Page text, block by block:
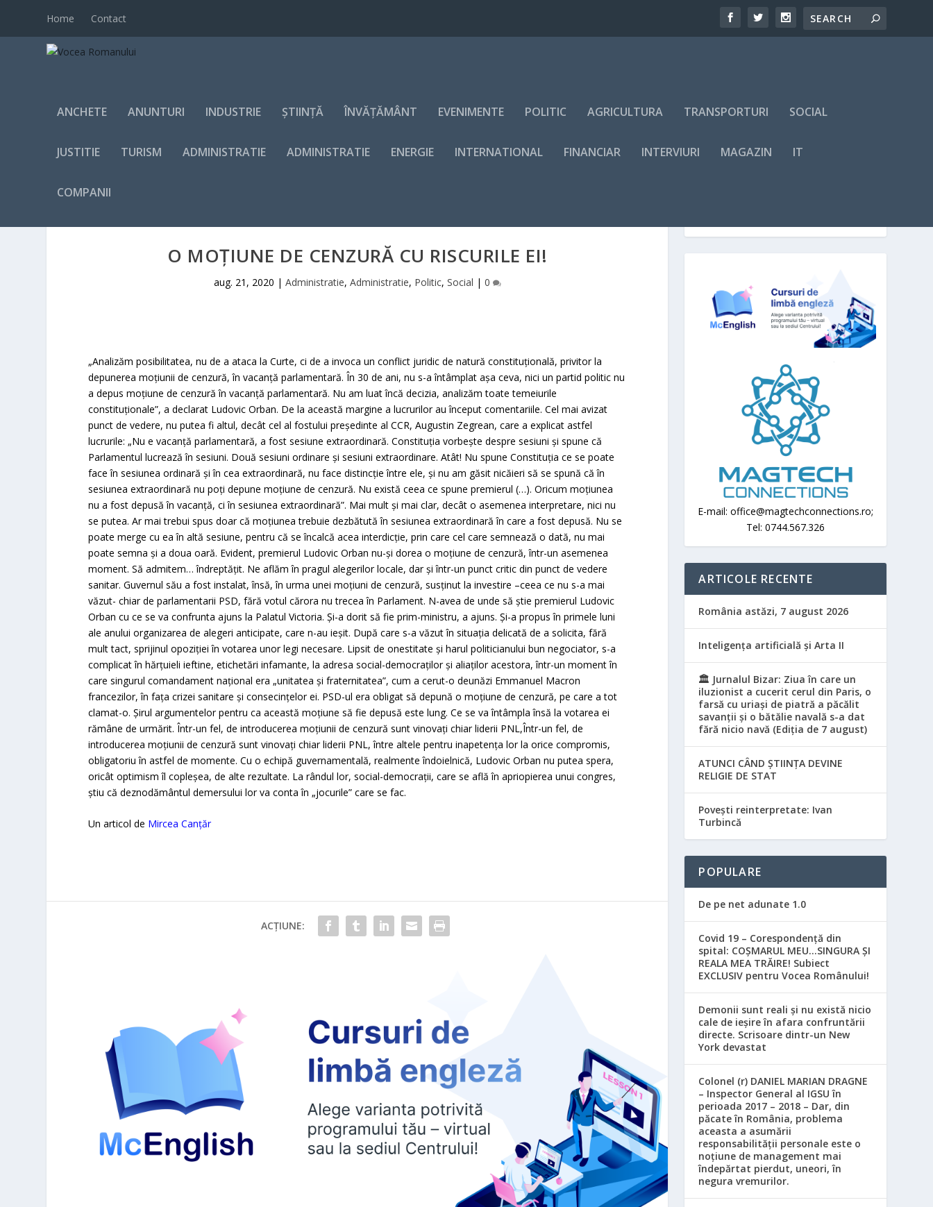
Home Contact
ANCHETE ANUNTURI INDUSTRIE ȘTIINȚĂ ÎNVĂȚĂMÂNT EVENIMENTE POLITIC AGRICULTURA TRANSPORTURI SOCIAL
JUSTITIE TURISM ADMINISTRATIE ADMINISTRATIE ENERGIE INTERNATIONAL FINANCIAR INTERVIURI MAGAZIN IT
COMPANII
O MOŢIUNE DE CENZURĂ CU RISCURILE EI!
aug. 21, 2020 | Administratie, Administratie, Politic, Social | 0
„Analizăm posibilitatea, nu de a ataca la Curte, ci de a invoca un conflict juridic de natură constituţională, privitor la
depunerea moţiunii de cenzură, în vacanţă parlamentară. În 30 de ani, nu s-a întâmplat aşa ceva, nici un partid politic nu
a depus moţiune de cenzură în vacanţă parlamentară. Nu am luat încă decizia, analizăm toate temeiurile
constituţionale”, a declarat Ludovic Orban. De la această margine a lucrurilor au început comentariile. Cel mai avizat
punct de vedere, nu putea fi altul, decât cel al fostului preşedinte al CCR, Augustin Zegrean, care a explicat astfel
lucrurile: „Nu e vacanţă parlamentară, a fost sesiune extraordinară. Constituţia vorbeşte despre sesiuni şi spune că
Parlamentul lucrează în sesiuni. Două sesiuni ordinare şi sesiuni extraordinare. Atât! Nu spune Constituţia ce se poate
face în sesiunea ordinară şi în cea extraordinară, nu face distincţie între ele, şi nu am găsit nicăieri să se spună că în
sesiunea extraordinară nu poţi depune moţiune de cenzură. Nu există ceea ce spune premierul (…). Oricum moţiunea
nu a fost depusă în vacanţă, ci în sesiunea extraordinară”. Mai mult şi mai clar, decât o asemenea interpretare, nici nu
se putea. Ar mai trebui spus doar că moţiunea trebuie dezbătută în sesiunea extraordinară în care a fost depusă. Nu se
poate merge cu ea în altă sesiune, pentru că se încalcă acea interdicţie, prin care cel care semnează o dată, nu mai
poate semna şi a doua oară. Evident, premierul Ludovic Orban nu-şi dorea o moţiune de cenzură, într-un asemenea
moment. Să admitem… îndreptăţit. Ne aflăm în pragul alegerilor locale, dar şi într-un punct critic din punct de vedere
sanitar. Guvernul său a fost instalat, însă, în urma unei moţiuni de cenzură, susţinut la investire –ceea ce nu s-a mai
văzut- chiar de parlamentarii PSD, fără votul cărora nu trecea în Parlament. N-avea de unde să ştie premierul Ludovic
Orban cu ce se va confrunta ajuns la Palatul Victoria. Şi-a dorit să fie prim-ministru, a ajuns. Şi-a propus în primele luni
ale anului organizarea de alegeri anticipate, care n-au ieşit. După care s-a văzut în situaţia delicată de a solicita, fără
mult tact, sprijinul opoziţiei în votarea unor legi necesare. Lipsit de onestitate şi harul politicianului bun negociator, s-a
complicat în hărţuieli ieftine, etichetări infamante, la adresa social-democraţilor şi aliaţilor acestora, într-un moment în
care singurul comandament naţional era „unitatea şi fraternitatea”, cum a cerut-o deunăzi Emmanuel Macron
francezilor, în faţa crizei sanitare şi consecinţelor ei. PSD-ul era obligat să depună o moţiune de cenzură, pe care a tot
clamat-o. Şirul argumentelor pentru ca această moţiune să fie depusă este lung. Ce se va întâmpla însă la votarea ei
rămâne de urmărit. Într-un fel, de introducerea moţiunii de cenzură sunt vinovaţi chiar liderii PNL,Într-un fel, de
introducerea moţiunii de cenzură sunt vinovaţi chiar liderii PNL, între altele pentru inapetenţa lor la orice compromis,
obligatoriu în astfel de momente. Cu o echipă guvernamentală, realmente îndoielnică, Ludovic Orban nu putea spera,
oricât optimism îl copleşea, de alte rezultate. La rândul lor, social-democraţii, care se află în apriopierea unui congres,
ştiu că deznodământul demersului lor va conta în „jocurile” care se fac.
Un articol de Mircea Canțăr
ACȚIUNE:
E-mail: office@magtechconnections.ro;
Tel: 0744.567.326
ARTICOLE RECENTE
România astăzi, 7 august 2026
Inteligența artificială și Arta II
🏛️ Jurnalul Bizar: Ziua în care un
iluzionist a cucerit cerul din Paris, o
farsă cu uriași de piatră a păcălit
savanții și o bătălie navală s-a dat
fără nicio navă (Ediția de 7 august)
ATUNCI CÂND ȘTIINȚA DEVINE
RELIGIE DE STAT
Povești reinterpretate: Ivan
Turbincă
POPULARE
De pe net adunate 1.0
Covid 19 – Corespondență din
spital: COȘMARUL MEU…SINGURA ȘI
REALA MEA TRĂIRE! Subiect
EXCLUSIV pentru Vocea Românului!
Demonii sunt reali și nu există nicio
cale de ieșire în afara confruntării
directe. Scrisoare dintr-un New
York devastat
Colonel (r) DANIEL MARIAN DRAGNE
– Inspector General al IGSU în
perioada 2017 – 2018 – Dar, din
păcate în România, problema
aceasta a asumării
responsabilităţii personale este o
noţiune de management mai
îndepărtat pierdut, uneori, în
negura vremurilor.